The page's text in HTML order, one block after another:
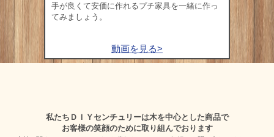
手が良くて安価に作れるプチ家具を一緒に作っ
てみましょう。
動画を見る>
私たちＤＩＹセンチュリーは木を中心とした商品で
お客様の笑顔のために取り組んでおります